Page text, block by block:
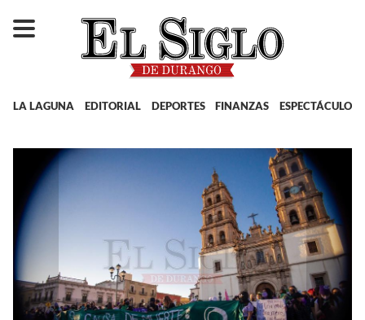
LA LAGUNA EDITORIAL DEPORTES FINANZAS ESPECTÁCULOS